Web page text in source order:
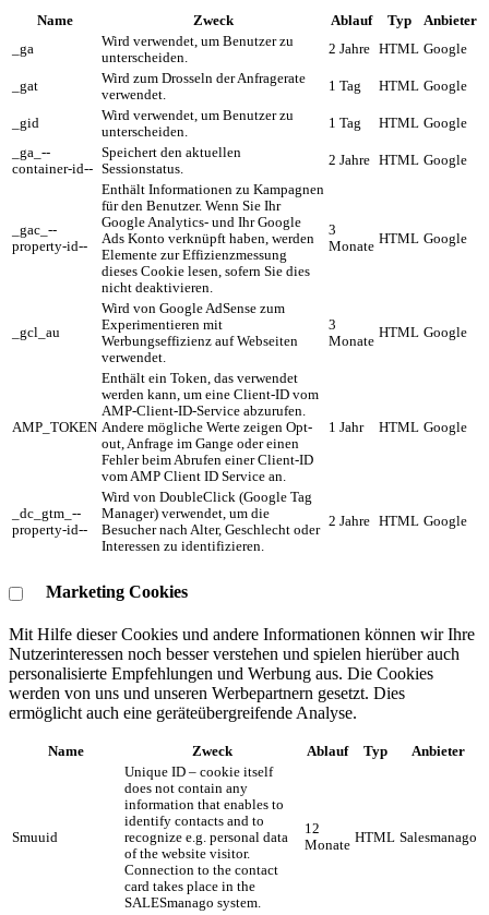
Name Zweck Ablauf Typ
Anbieter
_ga
Wird verwendet, um Benutzer zu
unterscheiden.
2 Jahre HTML Google
_gat
Wird zum Drosseln der Anfragerate
verwendet.
1 Tag HTML Google
_gid
Wird verwendet, um Benutzer zu
unterscheiden.
1 Tag HTML Google
_ga_--
container-id--
Speichert den aktuellen
Sessionstatus.
2 Jahre HTML Google
_gac_--
property-id--
Enthält Informationen zu Kampagnen
für den Benutzer. Wenn Sie Ihr
Google Analytics- und Ihr Google
Ads Konto verknüpft haben, werden
Elemente zur Effizienzmessung
dieses Cookie lesen, sofern Sie dies
nicht deaktivieren.
3
Monate HTML Google
_gcl_au
Wird von Google AdSense zum
Experimentieren mit
Werbungseffizienz auf Webseiten
verwendet.
3
Monate
HTML Google
AMP_TOKEN
Enthält ein Token, das verwendet
werden kann, um eine Client-ID vom
AMP-Client-ID-Service abzurufen.
Andere mögliche Werte zeigen Opt-
out, Anfrage im Gange oder einen
Fehler beim Abrufen einer Client-ID
vom AMP Client ID Service an.
1 Jahr HTML Google
_dc_gtm_--
property-id--
Wird von DoubleClick (Google Tag
Manager) verwendet, um die
Besucher nach Alter, Geschlecht oder
Interessen zu identifizieren.
2 Jahre HTML Google
Marketing Cookies
Mit Hilfe dieser Cookies und andere Informationen können wir Ihre
Nutzerinteressen noch besser verstehen und spielen hierüber auch
personalisierte Empfehlungen und Werbung aus. ​Die Cookies
werden von uns und unseren Werbepartnern gesetzt. Dies
ermöglicht auch eine geräteübergreifende Analyse.
Name Zweck Ablauf Typ Anbieter
Smuuid
Unique ID – cookie itself
does not contain any
information that enables to
identify contacts and to
recognize e.g. personal data
of the website visitor.
Connection to the contact
card takes place in the
SALESmanago system.
12
Monate HTML Salesmanago